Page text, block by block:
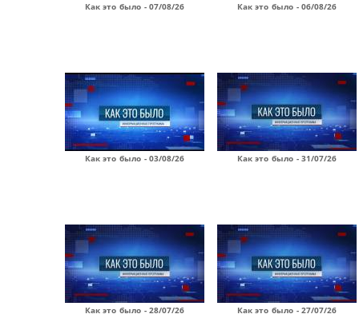
Как это было - 07/08/26 Как это было - 06/08/26
Как это было - 03/08/26 Как это было - 31/07/26
Как это было - 28/07/26 Как это было - 27/07/26